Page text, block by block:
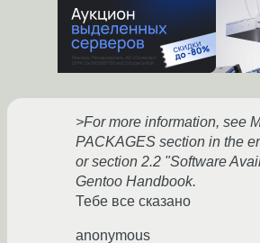
>For more information, see
PACKAGES section in the
or section 2.2 "Software
Gentoo Handbook.
Тебе все сказано
anonymous